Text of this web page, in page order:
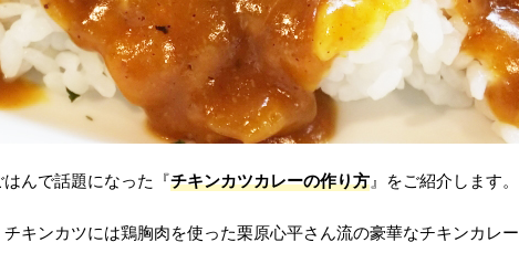
んで話題になった『チキンカツカレーの作り方』をご紹介します。
キンカツには鶏胸肉を使った栗原心平さん流の豪華なチキンカレー